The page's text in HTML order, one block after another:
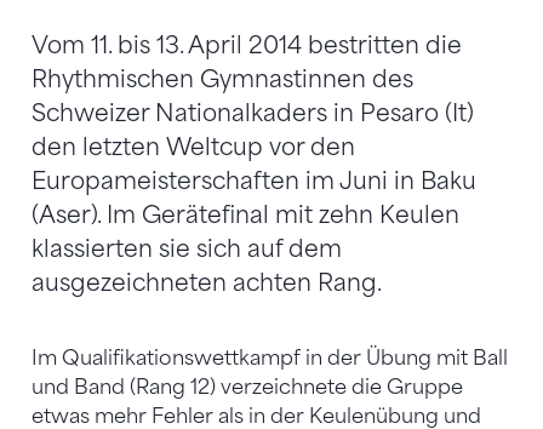
Vom 11. bis 13. April 2014 bestritten die
Rhythmischen Gymnastinnen des
Schweizer Nationalkaders in Pesaro (It)
den letzten Weltcup vor den
Europameisterschaften im Juni in Baku
(Aser). Im Gerätefinal mit zehn Keulen
klassierten sie sich auf dem
ausgezeichneten achten Rang.
Im Qualifikationswettkampf in der Übung mit Ball
und Band (Rang 12) verzeichnete die Gruppe
etwas mehr Fehler als in der Keulenübung und